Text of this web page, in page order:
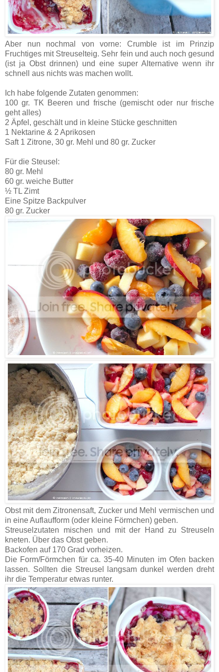
Aber nun nochmal von vorne: Crumble ist im Prinzip
Fruchtiges mit Streuselteig. Sehr fein und auch noch gesund
(ist ja Obst drinnen) und eine super Alternative wenn ihr
schnell aus nichts was machen wollt.
Ich habe folgende Zutaten genommen:
100 gr. TK Beeren und frische (gemischt oder nur frische
geht alles)
2 Äpfel, geschält und in kleine Stücke geschnitten
1 Nektarine & 2 Aprikosen
Saft 1 Zitrone, 30 gr. Mehl und 80 gr. Zucker
Für die Steusel:
80 gr. Mehl
60 gr. weiche Butter
½ TL Zimt
Eine Spitze Backpulver
80 gr. Zucker
Obst mit dem Zitronensaft, Zucker und Mehl vermischen und
in eine Auflaufform (oder kleine Förmchen) geben.
Streuselzutaten mischen und mit der Hand zu Streuseln
kneten. Über das Obst geben.
Backofen auf 170 Grad vorheizen.
Die Form/Förmchen für ca. 35-40 Minuten im Ofen backen
lassen. Sollten die Streusel langsam dunkel werden dreht
ihr die Temperatur etwas runter.